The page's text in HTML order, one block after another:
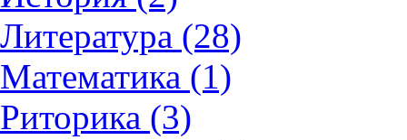
Литература (28)
Математика (1)
Риторика (3)